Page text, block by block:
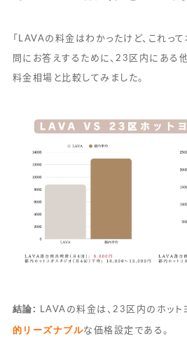
「LAVAの料金はわかったけど、これっ
問にお答えするために、23区内にある
料金相場と比較してみました。
結論: LAVAの料金は、23区内のホット
的リーズナブルな価格設定である。